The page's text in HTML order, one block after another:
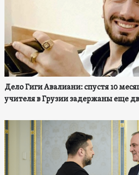
Дело Гиги Авалиани: спустя 10
учителя в Грузии задержаны еще